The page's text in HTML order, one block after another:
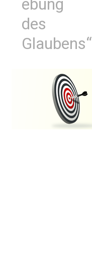
ebung
des
Glaubens“